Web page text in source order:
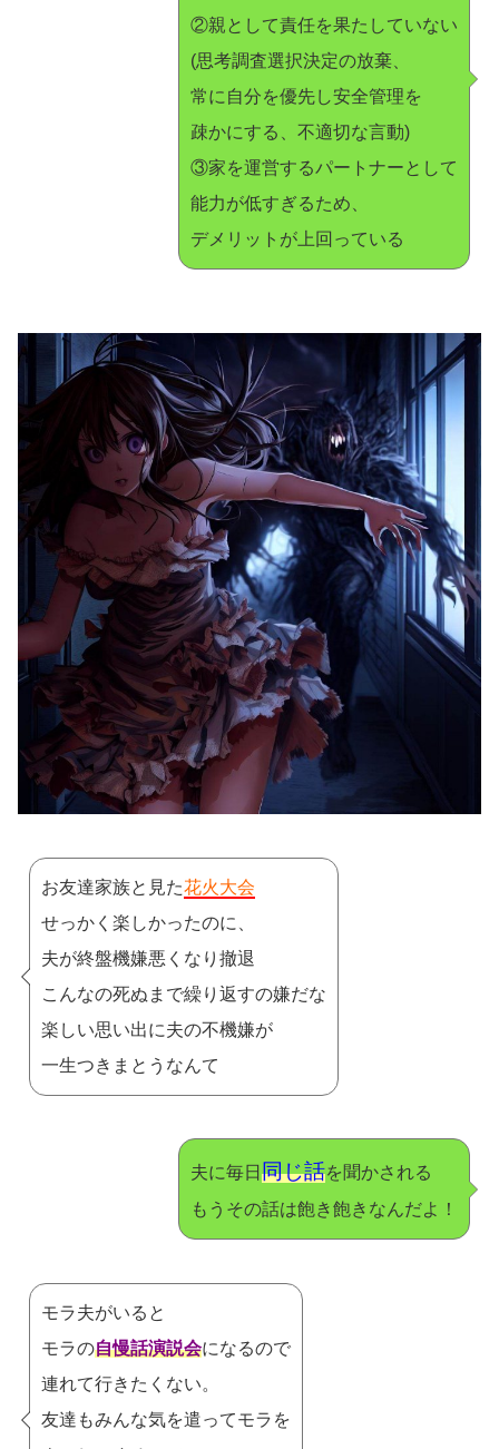
②親として責任を果たしていない
(思考調査選択決定の放棄、
常に自分を優先し安全管理を
疎かにする、不適切な言動)
③家を運営するパートナーとして
能力が低すぎるため、
デメリットが上回っている
お友達家族と見た花火大会
せっかく楽しかったのに、
夫が終盤機嫌悪くなり撤退
こんなの死ぬまで繰り返すの嫌だな
楽しい思い出に夫の不機嫌が
一生つきまとうなんて
夫に毎日 同じ話を聞かされる
もうその話は飽き飽きなんだよ！
モラ夫がいると
モラの自慢話演説会になるので
連れて行きたくない。
友達もみんな気を遣ってモラを